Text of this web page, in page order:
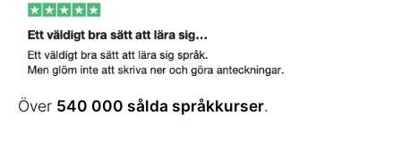
Över 540 000 sålda språkkurser.